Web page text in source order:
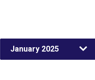
January 2025